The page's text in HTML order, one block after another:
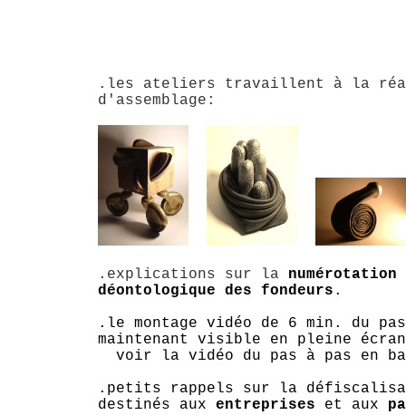
.les ateliers travaillent à la
d'assemblage:
.explications sur la
déontologique des fondeurs .
.le montage vidéo de 6 min. du
maintenant visible en pleine
voir la vidéo du pas à pas en
.petits rappels sur la
destinés aux entreprises et aux